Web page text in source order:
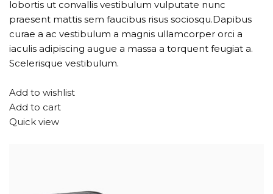
lobortis ut convallis vestibulum vulputate nunc
praesent mattis sem faucibus risus sociosqu.Dapibus
curae a ac vestibulum a magnis ullamcorper orci a
iaculis adipiscing augue a massa a torquent feugiat a.
Scelerisque vestibulum.
Add to wishlist
Add to cart
Quick view